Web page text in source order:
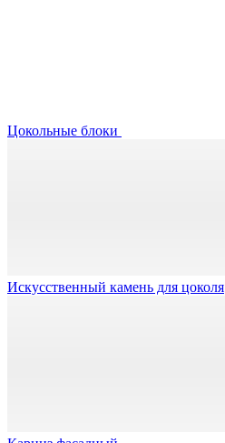
Цокольные блоки
Искусственный камень для цоколя